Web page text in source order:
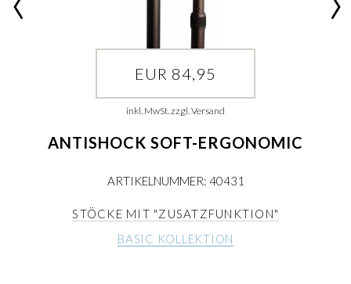
EUR 84,95
inkl. MwSt. zzgl. Versand
ANTISHOCK SOFT-ERGONOMIC
ARTIKELNUMMER: 40431
STÖCKE MIT "ZUSATZFUNKTION"
BASIC KOLLEKTION